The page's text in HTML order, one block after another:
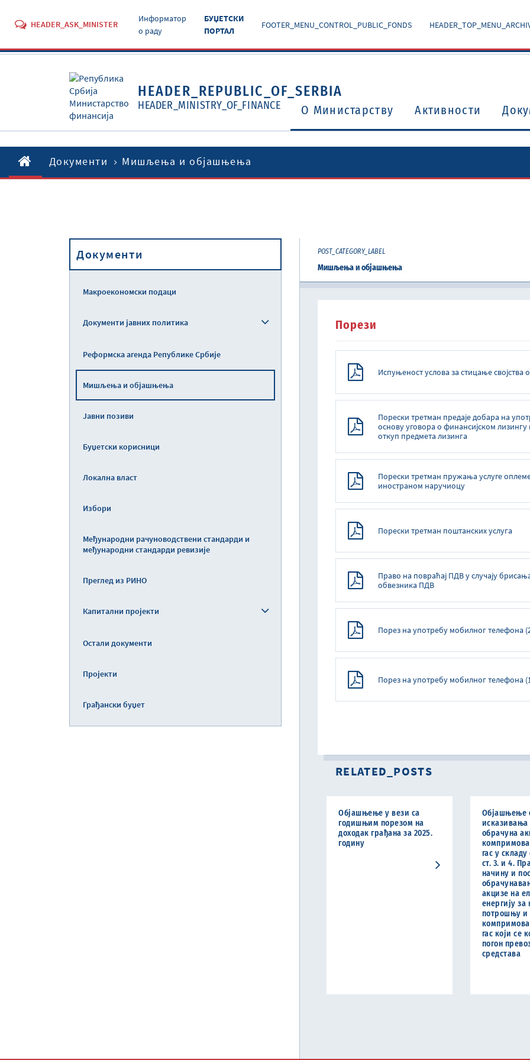
HEADER_ASK_MINISTER
Информатор
о раду
БУЏЕТСКИ
ПОРТАЛ
FOOTER_MENU_CONTROL_PUBLIC_FONDS
HEADER_REPUBLIC_OF_SERBIA
HEADER_MINISTRY_OF_FINANCE O Министарству Активности
Документи Мишљења и објашњења
Документи
Макроекономски подаци
Документи јавних политика
Реформска агенда Републике Србије
Мишљења и објашњења
Јавни позиви
Буџетски корисници
Локална власт
Избори
Међународни рачуноводствени стандарди и
међународни стандарди ревизије
Преглед из РИНО
Капитални пројекти
Остали документи
Пројекти
Грађански буџет
POST_CATEGORY_LABEL
Мишљења и објашњења
Порези
Испуњеност услова за стицање својства
Порески третман предаје добара на
основу уговора о финансијском лизингу
откуп предмета лизинга
Порески третман пружања услуге
иностраном наручиоцу
Порески третман поштанских услуга
Право на повраћај ПДВ у случају
обвезника ПДВ
Порез на употребу мобилног телефона
Порез на употребу мобилног телефона
RELATED_POSTS
Објашњење у вези са
годишњим порезом на
доходак грађана за 2025.
годину
Објашњење
исказивања
обрачуна
гас у
ст. 3. и 4.
начину и
акцизе на
енергију за
потрошњу и
гас који се
погон
средстава